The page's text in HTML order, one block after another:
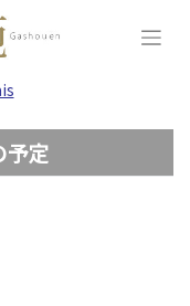
予定